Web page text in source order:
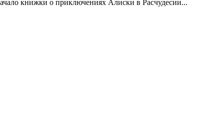
книжки о приключениях Алиски в Расчудесии...